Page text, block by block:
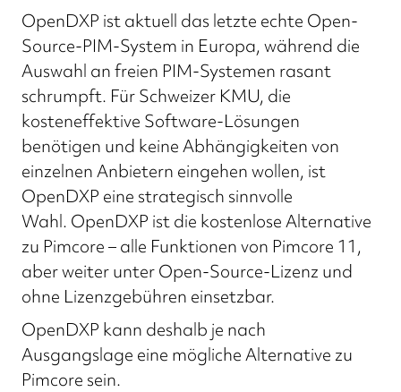
OpenDXP ist aktuell das letzte echte Open-
Source-PIM-System in Europa, während die
Auswahl an freien PIM-Systemen rasant
schrumpft. Für Schweizer KMU, die
kosteneffektive Software-Lösungen
benötigen und keine Abhängigkeiten von
einzelnen Anbietern eingehen wollen, ist
OpenDXP eine strategisch sinnvolle
Wahl. OpenDXP ist die kostenlose Alternative
zu Pimcore – alle Funktionen von Pimcore 11,
aber weiter unter Open-Source-Lizenz und
ohne Lizenzgebühren einsetzbar.
OpenDXP kann deshalb je nach
Ausgangslage eine mögliche Alternative zu
Pimcore sein.